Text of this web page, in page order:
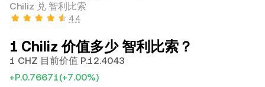
Chiliz 兑 智利比索
4.4
1 Chiliz 价值多少 智利比索？
1 CHZ 目前价值 P.12.4043
+P.0.76671(+7.00%)